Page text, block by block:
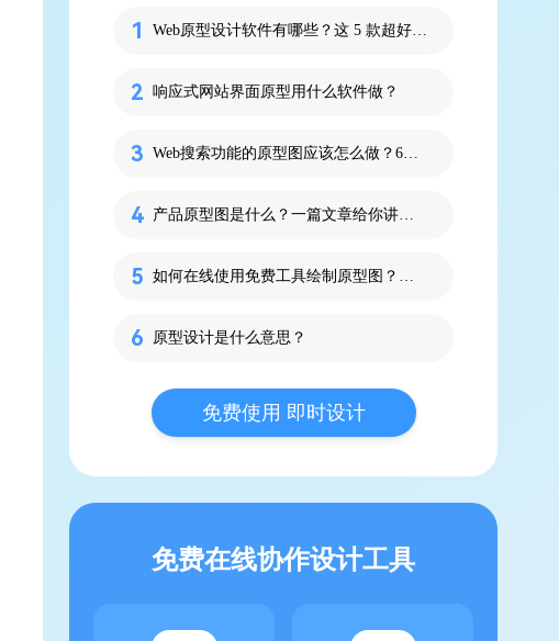
Web原型设计软件有哪些？这 5 款超好用！
响应式网站界面原型用什么软件做？
Web搜索功能的原型图应该怎么做？6个技巧搞定！
产品原型图是什么？一篇文章给你讲清楚！
如何在线使用免费工具绘制原型图？详细指南！
原型设计是什么意思？
免费使用 即时设计
免费在线协作设计工具